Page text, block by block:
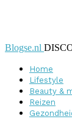
Blogse.nl
Home
Lifestyle
Beauty &
Reizen